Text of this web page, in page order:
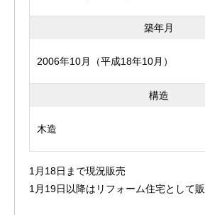
築年月
2006年10月（平成18年10月）
構造
木造
1月18日まで現況販売
1月19日以降はリフォーム住宅として販